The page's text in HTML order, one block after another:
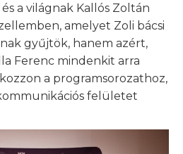
a világnak Kallós Zoltán
amelyet Zoli bácsi
gyűjtök, hanem azért,
Ferenc mindenkit arra
a programsorozathoz,
felületet